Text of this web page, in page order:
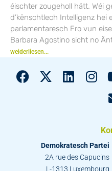
éischter zougeholl hätt. Wéi
d’kënschtlech Intelligenz hei
parlamentaresch Fro vun
Barbara Agostino sicht no
weiderliesen...
Demokratesch Partei
2A rue des Capucins
L-1313 Luxembourg